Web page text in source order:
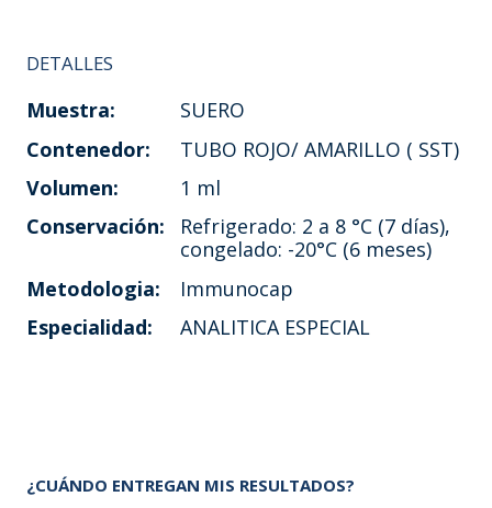
DETALLES
Muestra:
SUERO
Contenedor:
TUBO ROJO/ AMARILLO ( SST)
Volumen:
1 ml
Conservación:
Refrigerado: 2 a 8 °C (7 días),
congelado: -20°C (6 meses)
Metodologia:
Immunocap
Especialidad:
ANALITICA ESPECIAL
¿CUÁNDO ENTREGAN MIS RESULTADOS?